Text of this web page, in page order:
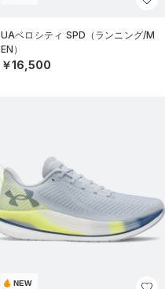
UAベロシティ SPD（ランニング/M
EN）
￥16,500
NEW